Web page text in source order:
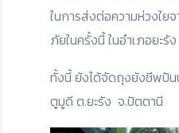
ในการส่งต่อความห่วงใ
ภัยในครั้งนี้ ในอำเภอยะรั
ทั้งนี้ ยังได้จัดถุงยังชีพปัน
ตูมูดี ต.ยะรัง จ.ปัตตานี